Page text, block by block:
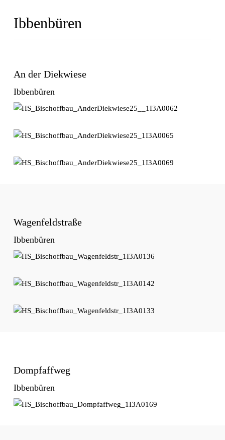
Ibbenbüren
An der Diekwiese
Ibbenbüren
Wagenfeldstraße
Ibbenbüren
Dompfaffweg
Ibbenbüren